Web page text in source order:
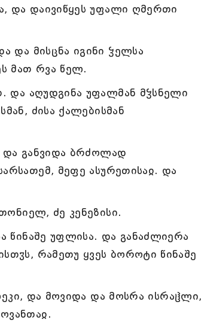
და დაივიწყეს უფალი ღმერთი
და მისცნა იგინი ჴელსა
მათ რვა წელ.
და აღუდგინა უფალმან მჴსნელი
ძისა ქალებისმან
და განვიდა ბრძოლად
მეფე ასურეთისაჲ. და
ძე კენეზისი.
წინაშე უფლისა. და განაძლიერა
რამეთუ ყვეს ბოროტი წინაშე
და მოვიდა და მოსრა ისრაჱლი,